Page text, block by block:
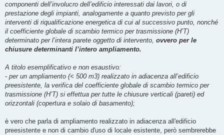
componenti dell’involucro dell’edificio interessati dai lavori, o di
prestazione degli impianti, analogamente a quanto previsto per gli
interventi di riqualificazione energetica di cui al successivo punto, nonché
il coefficiente globale di scambio termico per trasmissione (H’T)
determinato per l’intera parete oggetto di intervento, ovvero per le
chiusure determinanti l’intero ampliamento.
A titolo esemplificativo e non esaustivo:
- per un ampliamento (< 500 m3) realizzato in adiacenza all’edificio
preesistente, la verifica del coefficiente globale di scambio termico per
trasmissione (H’T) si effettua per tutte le chiusure verticali (pareti) ed
orizzontali (copertura e solaio di basamento);
è vero che parla di ampliamento realizzato in adiacenza all'edificio
preesistente e non di cambio d'uso di locale esistente, però sembrerebbe